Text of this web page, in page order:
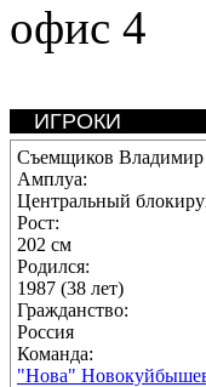
офис 4
ИГРОКИ
Съемщиков Владимир
Амплуа:
Центральный
Рост:
202 см
Родился:
1987 (38 лет)
Гражданство:
Россия
Команда:
"Нова"